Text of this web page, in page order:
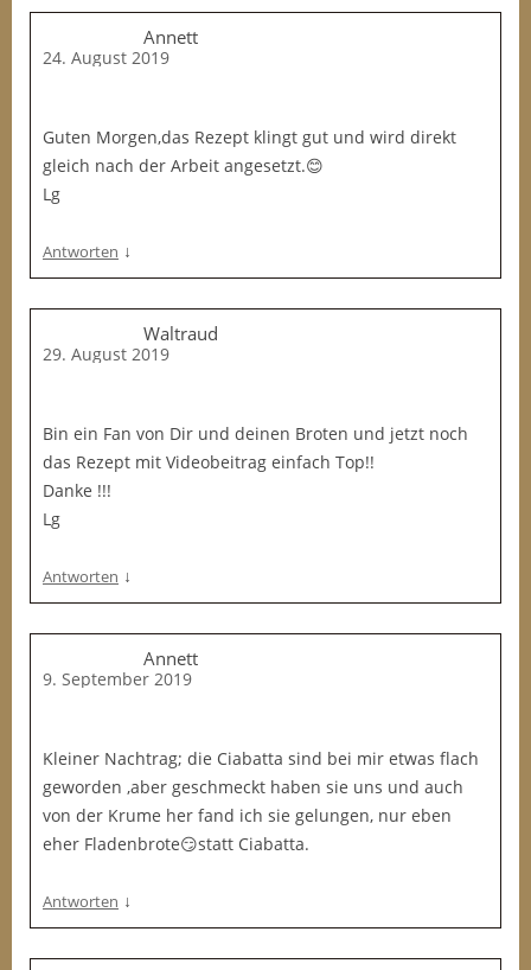
Annett
24. August 2019
Guten Morgen,das Rezept klingt gut und wird direkt
gleich nach der Arbeit angesetzt.😊
Lg
Antworten ↓
Waltraud
29. August 2019
Bin ein Fan von Dir und deinen Broten und jetzt noch
das Rezept mit Videobeitrag einfach Top!!
Danke !!!
Lg
Antworten ↓
Annett
9. September 2019
Kleiner Nachtrag; die Ciabatta sind bei mir etwas flach
geworden ,aber geschmeckt haben sie uns und auch
von der Krume her fand ich sie gelungen, nur eben
eher Fladenbrote😏statt Ciabatta.
Antworten ↓